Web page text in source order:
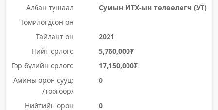
Албан тушаал
Сумын ИТХ-ын төлөөлөгч (УТ)
Томилогдсон он
Тайлант он
2021
Нийт орлого
5,760,000₮
Гэр бүлийн орлого
17,150,000₮
Амины орон сууц:
/тоогоор/
0
Нийтийн орон
0